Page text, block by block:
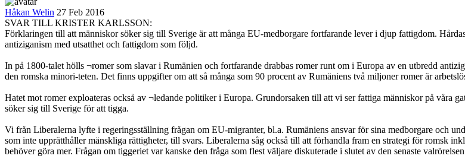
Håkan Welin 27 Feb 2016
SVAR TILL KRISTER KARLSSON:
Förklaringen till att människor söker sig till Sverige är att många EU-medborgare fortfarande lever i djup fattigdom.
antiziganism med utsatthet och fattigdom som följd.
In på 1800-talet hölls ¬romer som slavar i Rumänien och fortfarande drabbas romer runt om i Europa av en utbredd
den romska minori-teten. Det finns uppgifter om att så många som 90 procent av Rumäniens två miljoner romer är
Hatet mot romer exploateras också av ¬ledande politiker i Europa. Grundorsaken till att vi ser fattiga människor på våra
söker sig till Sverige för att tigga.
Vi från Liberalerna lyfte i regeringsställning frågan om EU-migranter, bl.a. Rumäniens ansvar för sina medborgare och
som inte upprätthåller mänskliga rättigheter, till svars. Liberalerna såg också till att förhandla fram en strategi för romsk
behöver göra mer. Frågan om tiggeriet var kanske den fråga som flest väljare diskuterade i slutet av den senaste